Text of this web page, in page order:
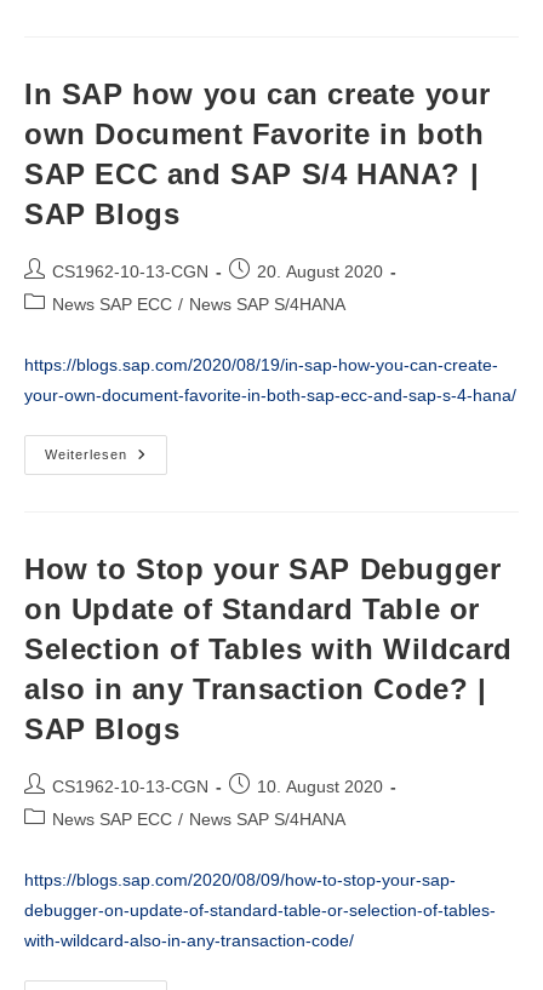
Has
Posted
SAP
Document
Or
Made
Change
SAP
|
In SAP how you can create your
own Document Favorite in both
SAP ECC and SAP S/4 HANA? |
SAP Blogs
Beitrags-
Autor:
CS1962-10-13-CGN
Beitrag
veröffentlicht:
20. August 2020
Beitrags-
News SAP ECC / News SAP S/4HANA
https://blogs.sap.com/2020/08/19/in-sap-how-you-can-create-
your-own-document-favorite-in-both-sap-ecc-and-sap-s-4-hana/
Weiterlesen
In
SAP
Your
Own
Document
Favorite
In
Both
SAP
And
S/4
HANA?
SAP
Blogs
How to Stop your SAP Debugger
on Update of Standard Table or
Selection of Tables with Wildcard
also in any Transaction Code? |
SAP Blogs
Beitrags-
Autor:
CS1962-10-13-CGN
Beitrag
veröffentlicht:
10. August 2020
Beitrags-
News SAP ECC / News SAP S/4HANA
https://blogs.sap.com/2020/08/09/how-to-stop-your-sap-
debugger-on-update-of-standard-table-or-selection-of-tables-
with-wildcard-also-in-any-transaction-code/